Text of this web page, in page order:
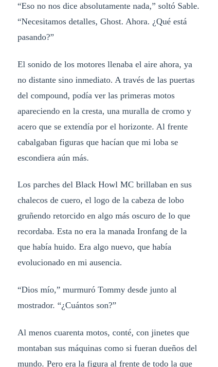
“Eso no nos dice absolutamente nada,” soltó Sable.
“Necesitamos detalles, Ghost. Ahora. ¿Qué está
pasando?”
El sonido de los motores llenaba el aire ahora, ya
no distante sino inmediato. A través de las puertas
del compound, podía ver las primeras motos
apareciendo en la cresta, una muralla de cromo y
acero que se extendía por el horizonte. Al frente
cabalgaban figuras que hacían que mi loba se
escondiera aún más.
Los parches del Black Howl MC brillaban en sus
chalecos de cuero, el logo de la cabeza de lobo
gruñendo retorcido en algo más oscuro de lo que
recordaba. Esta no era la manada Ironfang de la
que había huido. Era algo nuevo, que había
evolucionado en mi ausencia.
“Dios mío,” murmuró Tommy desde junto al
mostrador. “¿Cuántos son?”
Al menos cuarenta motos, conté, con jinetes que
montaban sus máquinas como si fueran dueños del
mundo. Pero era la figura al frente de todo la que